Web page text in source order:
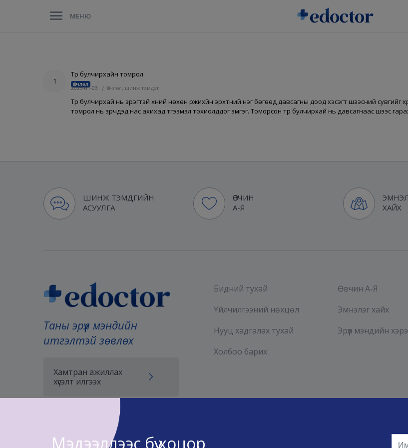
МЕНЮ
1
Түрүү булчирхайн томрол
Өвчлөл
2023-01-03 / Өвчлөл, шинж тэмдэг
Түрүү булчирхай нь эрэгтэй хүний нөхөн үржихүйн эрхтний нэг бөгөөд давсагны доод хэсэгт шээсний
томрол нь эрчүүдэд нас ахихад түгээмэл тохиолддог эмгэг. Томорсон түрүү булчирхай нь давсагнаас шээс
Мэдээллээс бүү хоцор
ШИНЖ ТЭМДГИЙН
АСУУЛГА
ӨВЧИН
А-Я
ХАЙХ
Таны эрүүл мэндийн
итгэлтэй зөвлөх
Хамтран ажиллах
хүсэлт илгээх
Бидний тухай
Үйлчилгээний нөхцөл
Нууц хадгалах тухай
Холбоо барих
Өвчин А-Я
Эмнэлэг хайх
Эрүүл мэндийн